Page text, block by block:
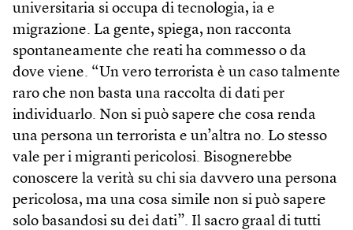
universitaria si occupa di tecnologia, ia e
migrazione. La gente, spiega, non racconta
spontaneamente che reati ha commesso o da
dove viene. “Un vero terrorista è un caso talmente
raro che non basta una raccolta di dati per
individuarlo. Non si può sapere che cosa renda
una persona un terrorista e un’altra no. Lo stesso
vale per i migranti pericolosi. Bisognerebbe
conoscere la verità su chi sia davvero una persona
pericolosa, ma una cosa simile non si può sapere
solo basandosi su dei dati”. Il sacro graal di tutti